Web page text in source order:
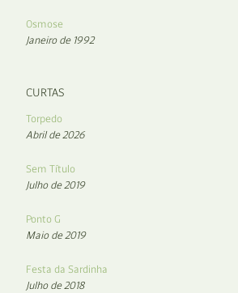
Osmose
Janeiro de 1992
CURTAS
Torpedo
Abril de 2026
Sem Título
Julho de 2019
Ponto G
Maio de 2019
Festa da Sardinha
Julho de 2018